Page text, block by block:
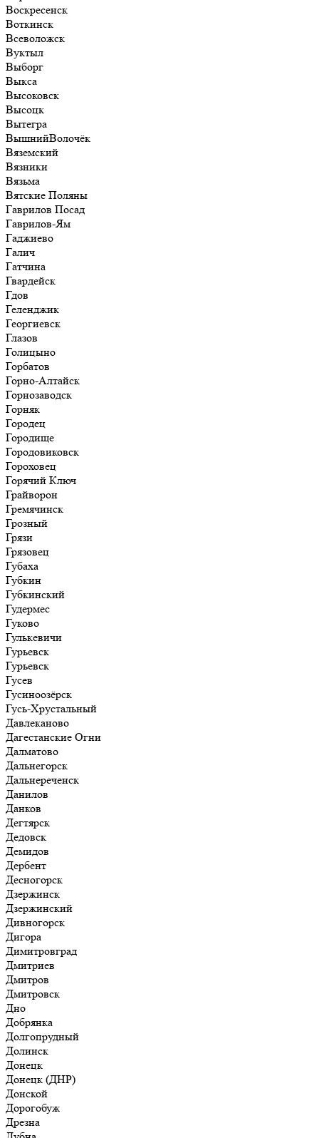
Воскресенск
Воткинск
Всеволожск
Вуктыл
Выборг
Выкса
Высоковск
Высоцк
Вытегра
ВышнийВолочёк
Вяземский
Вязники
Вязьма
Вятские Поляны
Гаврилов Посад
Гаврилов-Ям
Гаджиево
Галич
Гатчина
Гвардейск
Гдов
Геленджик
Георгиевск
Глазов
Голицыно
Горбатов
Горно-Алтайск
Горнозаводск
Горняк
Городец
Городище
Городовиковск
Гороховец
Горячий Ключ
Грайворон
Гремячинск
Грозный
Грязи
Грязовец
Губаха
Губкин
Губкинский
Гудермес
Гуково
Гулькевичи
Гурьевск
Гурьевск
Гусев
Гусиноозёрск
Гусь-Хрустальный
Давлеканово
Дагестанские Огни
Далматово
Дальнегорск
Дальнереченск
Данилов
Данков
Дегтярск
Дедовск
Демидов
Дербент
Десногорск
Дзержинск
Дзержинский
Дивногорск
Дигора
Димитровград
Дмитриев
Дмитров
Дмитровск
Дно
Добрянка
Долгопрудный
Долинск
Донецк
Донецк (ДНР)
Донской
Дорогобуж
Дрезна